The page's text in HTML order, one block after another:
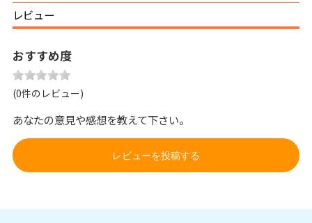
レビュー
おすすめ度
(0件のレビュー)
あなたの意見や感想を教えて下さい。
レビューを投稿する